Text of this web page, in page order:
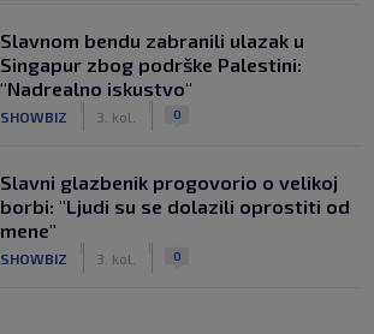
Slavnom bendu zabranili ulazak u
Singapur zbog podrške Palestini:
"Nadrealno iskustvo"
SHOWBIZ 3. kol. 0
Slavni glazbenik progovorio o velikoj
borbi: "Ljudi su se dolazili oprostiti od
mene"
SHOWBIZ 3. kol. 0